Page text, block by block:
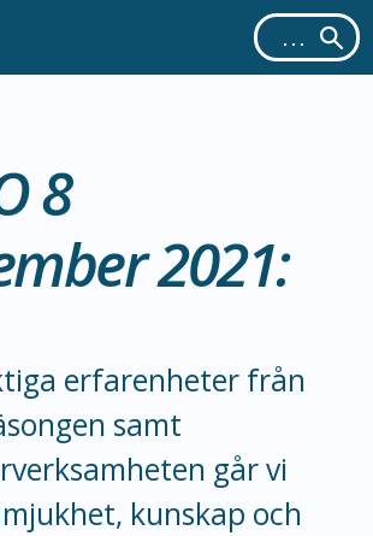
8
2021:
erfarenheter från
samt
går vi
kunskap och